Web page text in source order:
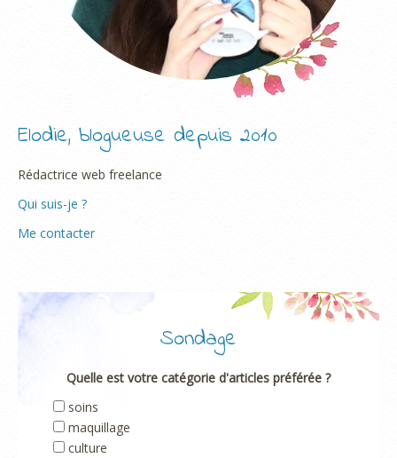
Elodie, blogueuse depuis 2010
Rédactrice web freelance
Qui suis-je ?
Me contacter
Sondage
Quelle est votre catégorie d'articles préférée ?
soins
maquillage
culture